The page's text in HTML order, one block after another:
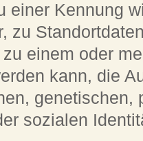
einer Kennung
zu
einem oder
kann, die
genetischen,
sozialen